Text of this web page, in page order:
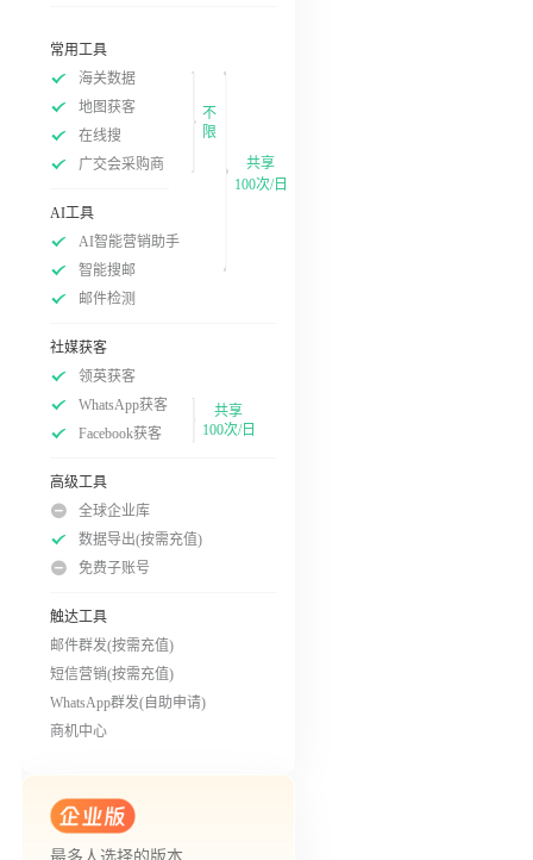
常用工具
海关数据
地图获客
在线搜
广交会采购商
不
限
AI工具
AI智能营销助手
智能搜邮
邮件检测
社媒获客
领英获客
WhatsApp获客
Facebook获客
共享
100次/日
高级工具
全球企业库
数据导出(按需充值)
免费子账号
触达工具
邮件群发(按需充值)
短信营销(按需充值)
WhatsApp群发(自助申请)
商机中心
共享
100次/日